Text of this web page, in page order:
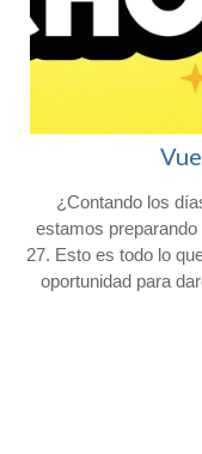
¿Contando los
estamos
27. Esto es todo lo
oportunidad para
Afuera. Con vistas
llegar la siguiente